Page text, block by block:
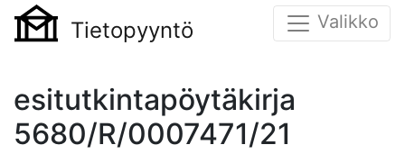
Tietopyyntö Valikko
esitutkintapöytäkirja
5680/R/0007471/21